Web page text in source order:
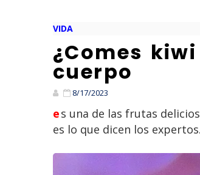
VIDA
¿Comes
cuerpo
8/17/2023
es una de las frutas deliciosas que puedes incluir en tu dieta saludable, pero qué pasa si comes un kiwi todos los días, esto
es lo que dicen los expertos.